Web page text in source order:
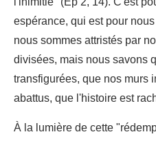
espérance, qui est pour
nous sommes attristés par
divisées, mais nous savons
transfigurées, que nos murs
abattus, que l'histoire est
À la lumière de cette